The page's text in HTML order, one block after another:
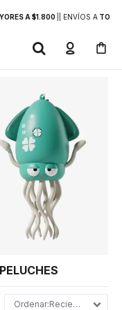
A $1.800 | ENVÍOS ATODO
Recientes